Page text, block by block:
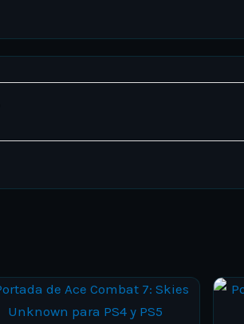
Price
ARS 9.000,00
This
product